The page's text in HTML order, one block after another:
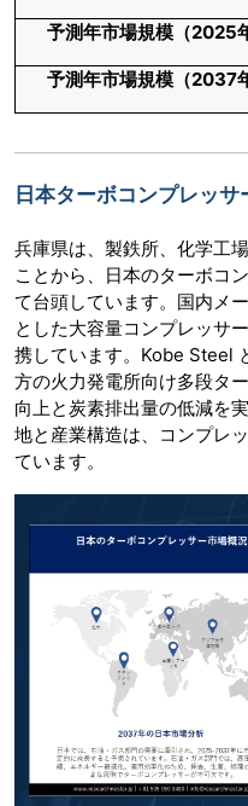
予測年市場規模（2025
予測年市場規模（2037
日本ターボコンプレッサ
兵庫県は、製鉄所、化学工
ことから、日本のターボコ
て台頭しています。国内メ
とした大容量コンプレッサ
携しています。Kobe Steel
方の火力発電所向け多段タ
向上と炭素排出量の低減を
地と産業構造は、コンプレ
ています。